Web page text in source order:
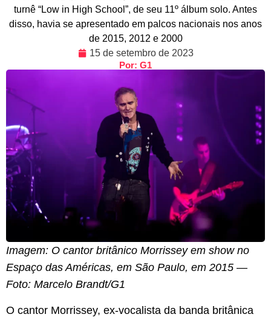
turnê “Low in High School”, de seu 11º álbum solo. Antes
disso, havia se apresentado em palcos nacionais nos anos
de 2015, 2012 e 2000
15 de setembro de 2023
Por: G1
Imagem: O cantor britânico Morrissey em show no
Espaço das Américas, em São Paulo, em 2015 —
Foto: Marcelo Brandt/G1
O cantor Morrissey, ex-vocalista da banda britânica